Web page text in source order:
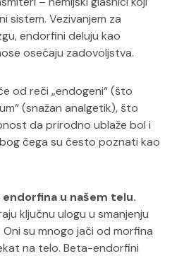
sistem. Vezivanjem za
endorfini deluju kao
osećaju zadovoljstva.
od reči „endogeni“ (što
(snažan analgetik), što
da prirodno ublaže bol i
čega su često poznati kao
u našem telu.
ključnu ulogu u smanjenju
su mnogo jači od morfina
na telo. Beta-endorfini